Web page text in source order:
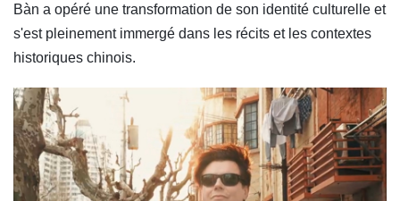
Bàn a opéré une transformation de son identité culturelle et
s'est pleinement immergé dans les récits et les contextes
historiques chinois.